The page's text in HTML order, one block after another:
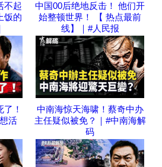
不起
饭的
中国00后绝地反击！ 他们开
始整顿世界！ 【 热点最前
线】｜#人民报
！
活
中南海惊天海啸！蔡奇中办
主任疑似被免？｜#中南海解
码